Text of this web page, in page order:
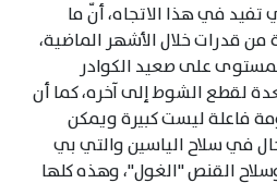
تفيد في هذا الاتجاه، أنّ ما
قدرات خلال الأشهر الماضية،
على صعيد الكوادر
لقطع الشوط إلى آخره، كما أن
فاعلة ليست كبيرة ويمكن
في سلاح الياسين والتي بي
القنص "الغول"، وهذه كلها